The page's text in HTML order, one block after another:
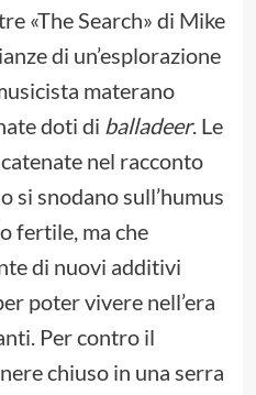
«The Search» di Mike
di un’esplorazione
materano
doti di balladeer. Le
nel racconto
si snodano sull’humus
fertile, ma che
di nuovi additivi
poter vivere nell’era
Per contro il
chiuso in una serra